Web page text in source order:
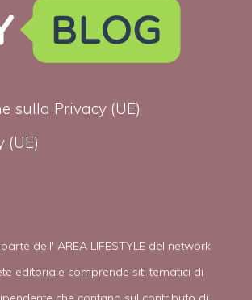
sulla Privacy (UE)
(UE)
dell' AREA LIFESTYLE del network
editoriale comprende siti tematici di